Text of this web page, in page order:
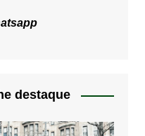
destaque